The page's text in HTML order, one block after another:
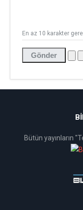
Gönder
En az 10 karakter
Bütün yayınların